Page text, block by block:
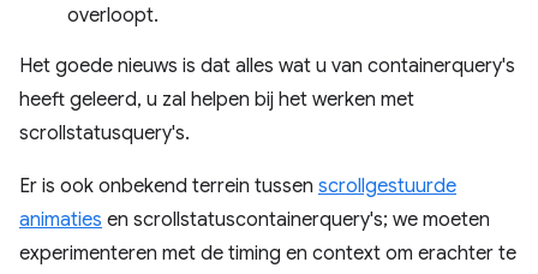
overloopt.
Het goede nieuws is dat alles wat u van containerquery's
heeft geleerd, u zal helpen bij het werken met
scrollstatusquery's.
Er is ook onbekend terrein tussen scrollgestuurde
animaties en scrollstatuscontainerquery's; we moeten
experimenteren met de timing en context om erachter te